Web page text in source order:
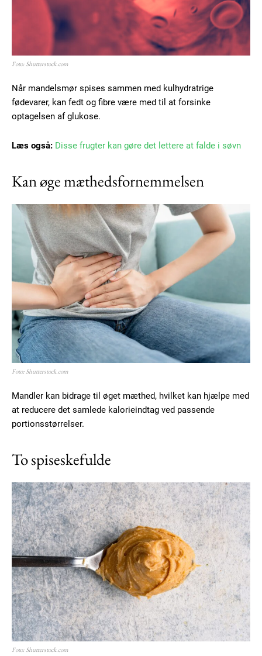
Foto: Shutterstock.com
Når mandelsmør spises sammen med kulhydratrige
fødevarer, kan fedt og fibre være med til at forsinke
optagelsen af glukose.
Læs også: Disse frugter kan gøre det lettere at falde i søvn
Kan øge mæthedsfornemmelsen
Foto: Shutterstock.com
Mandler kan bidrage til øget mæthed, hvilket kan hjælpe med
at reducere det samlede kalorieindtag ved passende
portionsstørrelser.
To spiseskefulde
Foto: Shutterstock.com